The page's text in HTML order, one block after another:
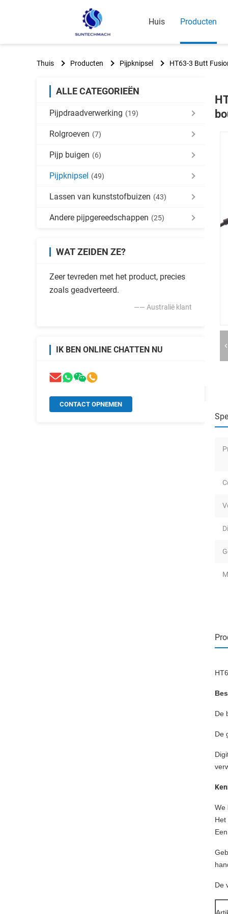
Huis Producten
Thuis Producten Pijpknipsel HT63-3 Butt
ALLE CATEGORIEËN
Pijpdraadverwerking (19)
Rolgroeven (7)
Pijp buigen (6)
Pijpknipsel (49)
Lassen van kunststofbuizen (43)
Andere pijpgereedschappen (25)
WAT ZEIDEN ZE?
Zeer tevreden met het product, precies
zoals geadverteerd.
—— Australië klant
IK BEN ONLINE CHATTEN NU
CONTACT OPNEMEN
De
De
We
Het
De